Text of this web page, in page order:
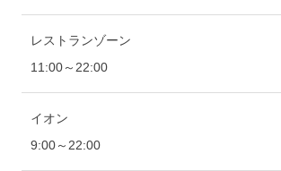
レストランゾーン
11:00～22:00
イオン
9:00～22:00